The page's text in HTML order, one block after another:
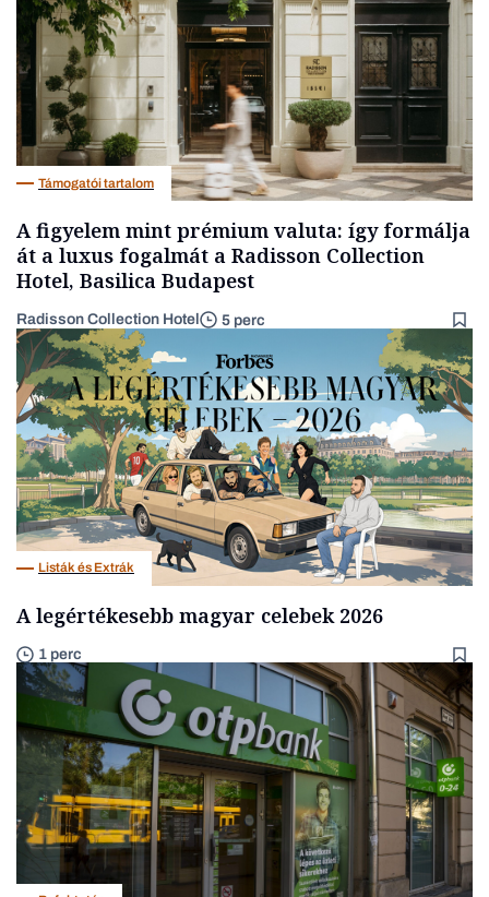
Támogatói tartalom
A figyelem mint prémium valuta: így formálja
át a luxus fogalmát a Radisson Collection
Hotel, Basilica Budapest
Radisson Collection Hotel 5 perc
Listák és Extrák
A legértékesebb magyar celebek 2026
1 perc